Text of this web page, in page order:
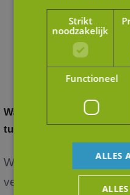
Waardering door andere
tussen strategische en
Wanneer je als
verko...
Strikt
noodzakelijk
Functioneel
ALLES